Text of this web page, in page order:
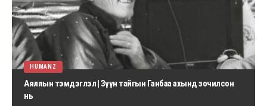
HUMANZ
Аяллын тэмдэглэл | Зүүн тайгын Ганбаа ахынд зочилсон
нь